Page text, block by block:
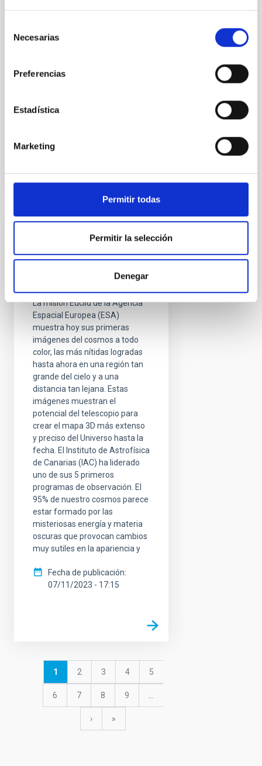
Necesarias
Preferencias
Estadística
Marketing
Permitir todas
Permitir la selección
Denegar
modelo de formación y
datos del telescopio espacial
astrofísica, el estudio de la
Primeras imágenes del
viaje al universo oscuro
La misión Euclid de la Agencia
Espacial Europea (ESA)
muestra hoy sus primeras
imágenes del cosmos a todo
color, las más nítidas logradas
hasta ahora en una región tan
grande del cielo y a una
distancia tan lejana. Estas
imágenes muestran el
potencial del telescopio para
crear el mapa 3D más extenso
y preciso del Universo hasta la
fecha. El Instituto de Astrofísica
de Canarias (IAC) ha liderado
uno de sus 5 primeros
programas de observación. El
95% de nuestro cosmos parece
estar formado por las
misteriosas energía y materia
oscuras que provocan cambios
muy sutiles en la apariencia y
Fecha de publicación
07/11/2023 - 17:15
PaginaciónPágina
1 Página
2 Página
3 Página
4 Página
5
Página
6 Página
7 Página
8 Página
9
Siguiente
›
última
»